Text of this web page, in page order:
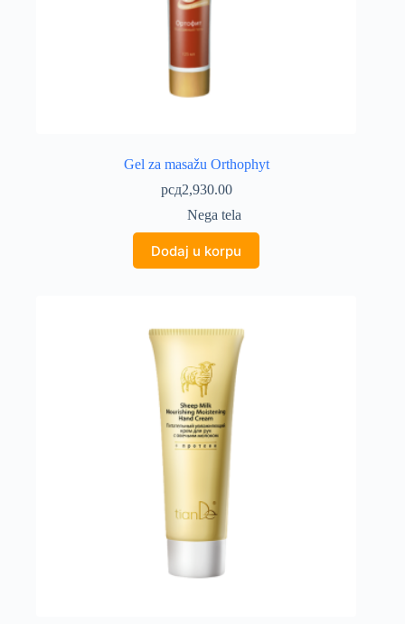
Gel za masažu Orthophyt
рсд2,930.00
Nega tela
Dodaj u korpu